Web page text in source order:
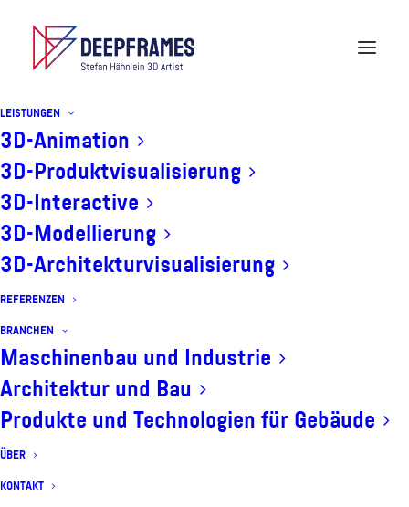
LEISTUNGEN
3D-Animation
3D-Produktvisualisierung
3D-Interactive
3D-Modellierung
3D-Architekturvisualisierung
REFERENZEN
BRANCHEN
Maschinenbau und Industrie
Architektur und Bau
Produkte und Technologien für Gebäude
ÜBER
KONTAKT